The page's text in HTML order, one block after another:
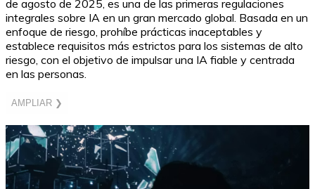
de agosto de 2025, es una de las primeras regulaciones
integrales sobre IA en un gran mercado global. Basada en un
enfoque de riesgo, prohíbe prácticas inaceptables y
establece requisitos más estrictos para los sistemas de alto
riesgo, con el objetivo de impulsar una IA fiable y centrada
en las personas.
AMPLIAR ❯